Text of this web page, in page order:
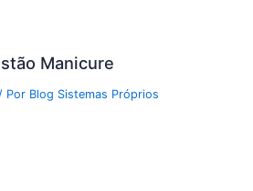
Manicure
/ Por Blog Sistemas Próprios